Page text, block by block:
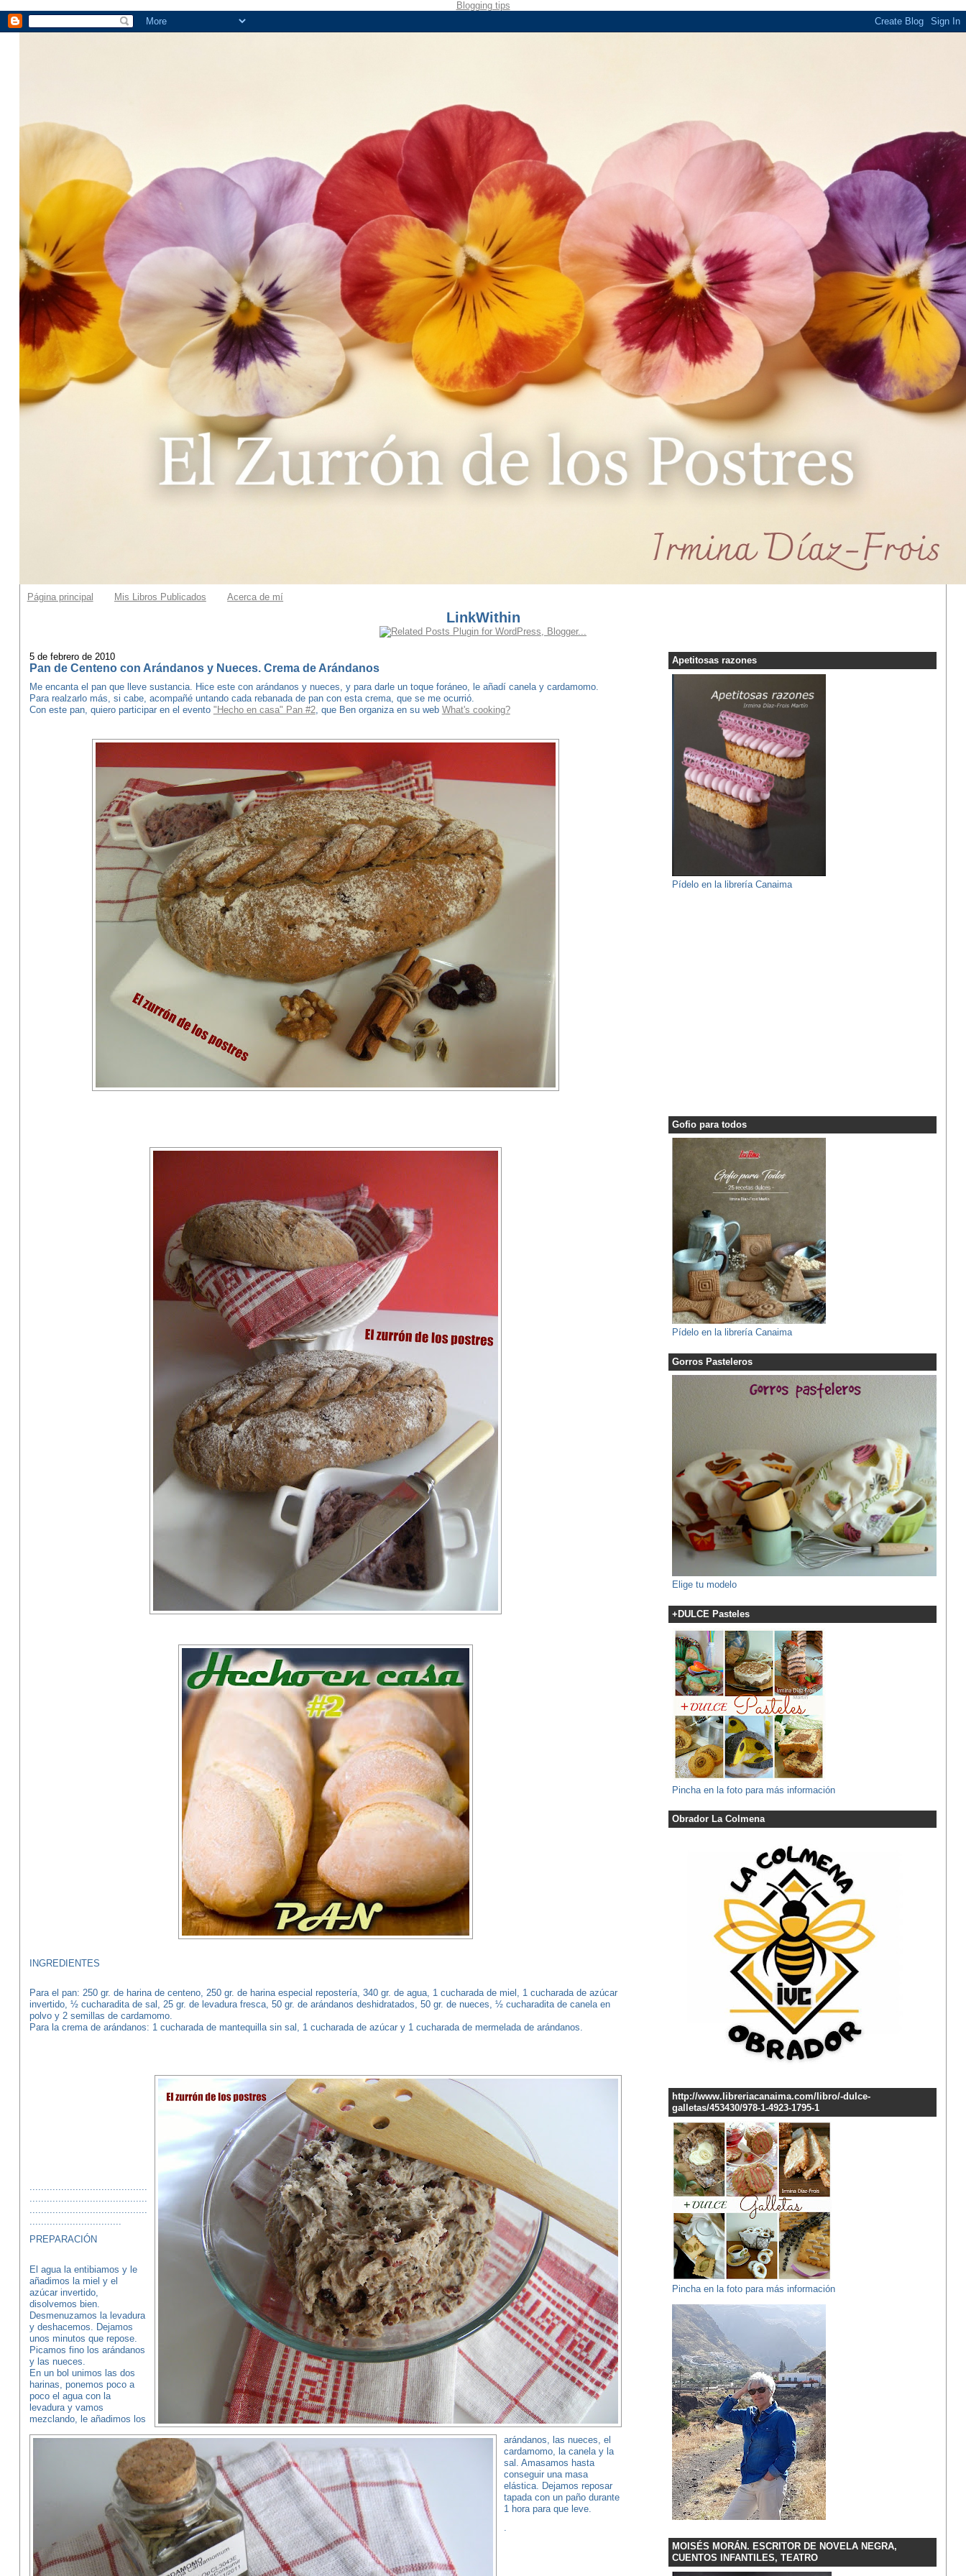
Blogging tips
Página principal Mis Libros Publicados Acerca de mí
LinkWithin
5 de febrero de 2010
Pan de Centeno con Arándanos y Nueces. Crema de Arándanos
Me encanta el pan que lleve sustancia. Hice este con arándanos y nueces, y para darle un toque foráneo, le añadí canela y cardamomo.
Para realzarlo más, si cabe, acompañé untando cada rebanada de pan con esta crema, que se me ocurrió.
Con este pan, quiero participar en el evento "Hecho en casa" Pan #2, que Ben organiza en su web What's cooking?
INGREDIENTES
Para el pan: 250 gr. de harina de centeno, 250 gr. de harina especial repostería, 340 gr. de agua, 1 cucharada de miel, 1 cucharada de azúcar
invertido, ½ cucharadita de sal, 25 gr. de levadura fresca, 50 gr. de arándanos deshidratados, 50 gr. de nueces, ½ cucharadita de canela en
polvo y 2 semillas de cardamomo.
Para la crema de arándanos: 1 cucharada de mantequilla sin sal, 1 cucharada de azúcar y 1 cucharada de mermelada de arándanos.
PREPARACIÓN
El agua la entibiamos y le
añadimos la miel y el
azúcar invertido,
disolvemos bien.
Desmenuzamos la levadura
y deshacemos. Dejamos
unos minutos que repose.
Picamos fino los arándanos
y las nueces.
En un bol unimos las dos
harinas, ponemos poco a
poco el agua con la
levadura y vamos
mezclando, le añadimos los
arándanos, las nueces, el
cardamomo, la canela y la
sal. Amasamos hasta
conseguir una masa
elástica. Dejamos reposar
tapada con un paño durante
1 hora para que leve.
Apetitosas razones
Pídelo en la librería Canaima
Gofio para todos
Pídelo en la librería Canaima
Gorros Pasteleros
Elige tu modelo
+DULCE Pasteles
Pincha en la foto para más información
Obrador La Colmena
http://www.libreriacanaima.com/libro/-dulce-
galletas/453430/978-1-4923-1795-1
Pincha en la foto para más información
MOISÉS MORÁN. ESCRITOR DE NOVELA NEGRA,
CUENTOS INFANTILES, TEATRO